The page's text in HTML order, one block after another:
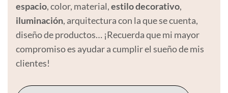
espacio, color, material,estilo decorativo,
iluminación, arquitectura con la que se cuenta,
diseño de productos… ¡Recuerda que mi mayor
compromiso es ayudar a cumplir el sueño de mis
clientes!